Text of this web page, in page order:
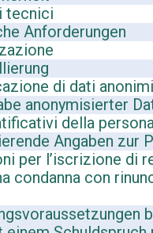
tecnici
Anforderungen
di dati
anonymisierter
della persona
Angaben zur
per l’iscrizione di
condanna con